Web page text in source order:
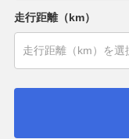
走行距離（km）